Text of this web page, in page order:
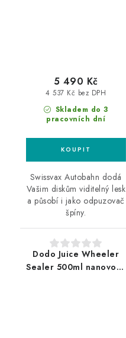
Skladem do 3
pracovních dní
4 537 Kč bez DPH
5 490 Kč
Swissvax Autobahn dodá
Vašim diskům viditelný lesk
a působí i jako odpuzovač
špíny.
Dodo Juice Wheeler
Sealer 500ml nanovosk